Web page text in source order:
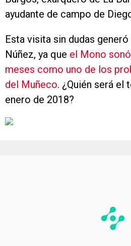
ayudante de campo de
Esta visita sin dudas
Núñez, ya que el Mono
meses como uno de los
del Muñeco. ¿Quién será el
enero de 2018?